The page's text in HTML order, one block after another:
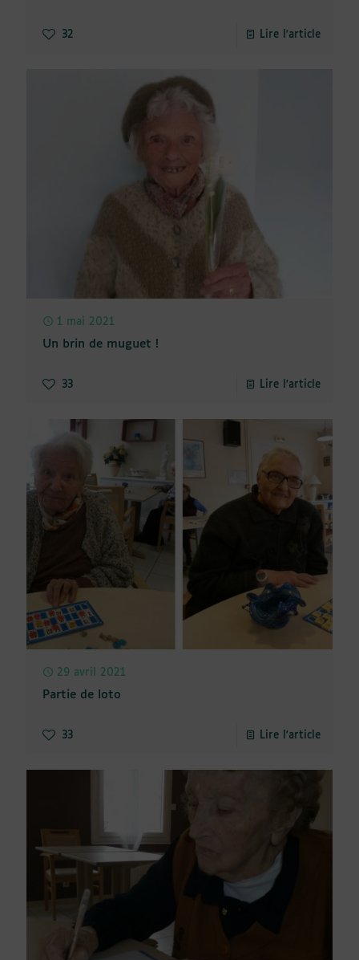
32 Lire l'article
1 mai 2021
Un brin de muguet !
33 Lire l'article
29 avril 2021
Partie de loto
33 Lire l'article